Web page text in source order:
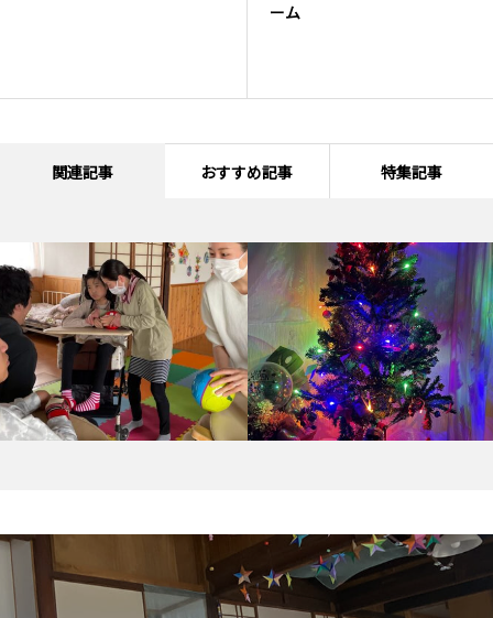
関連記事 おすすめ記事 特集記事